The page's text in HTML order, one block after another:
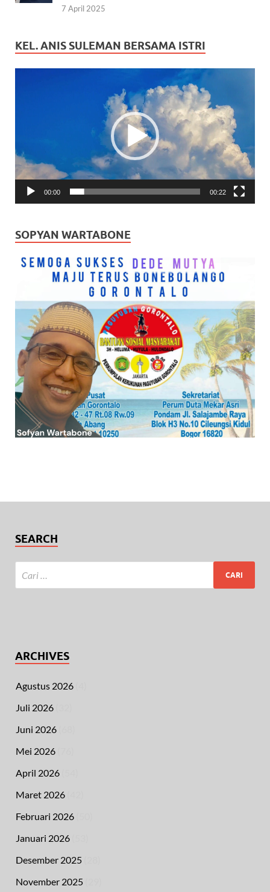
7 April 2025
KEL. ANIS SULEMAN BERSAMA ISTRI
00:00 00:22
SOPYAN WARTABONE
SEARCH
ARCHIVES
Agustus 2026
Juli 2026
Juni 2026
Mei 2026
April 2026
Maret 2026
Februari 2026
Januari 2026
Desember 2025
November 2025